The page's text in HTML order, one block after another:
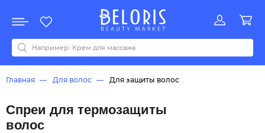
Акции
Все бренды
0-9ABCDEFGHIJKLMNOPQRSTUVWYZАБВДЗИМОКЛНПРСТУФ
Главная Для волос Для защиты волос
Спреи для термозащиты
волос